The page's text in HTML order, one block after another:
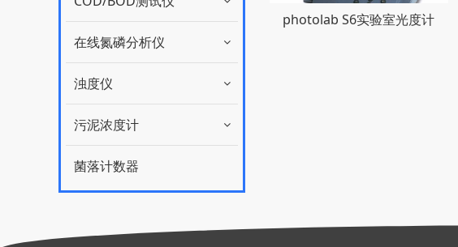
在线氮磷分析仪
浊度仪
污泥浓度计
菌落计数器
photolab S6实验室光度计